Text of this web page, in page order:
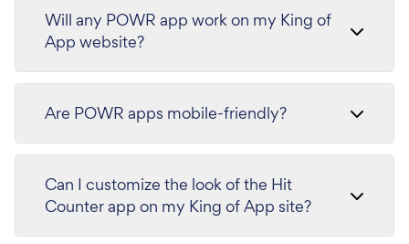
Will any POWR app work on my King of
App website?
Are POWR apps mobile-friendly?
Can I customize the look of the Hit
Counter app on my King of App site?